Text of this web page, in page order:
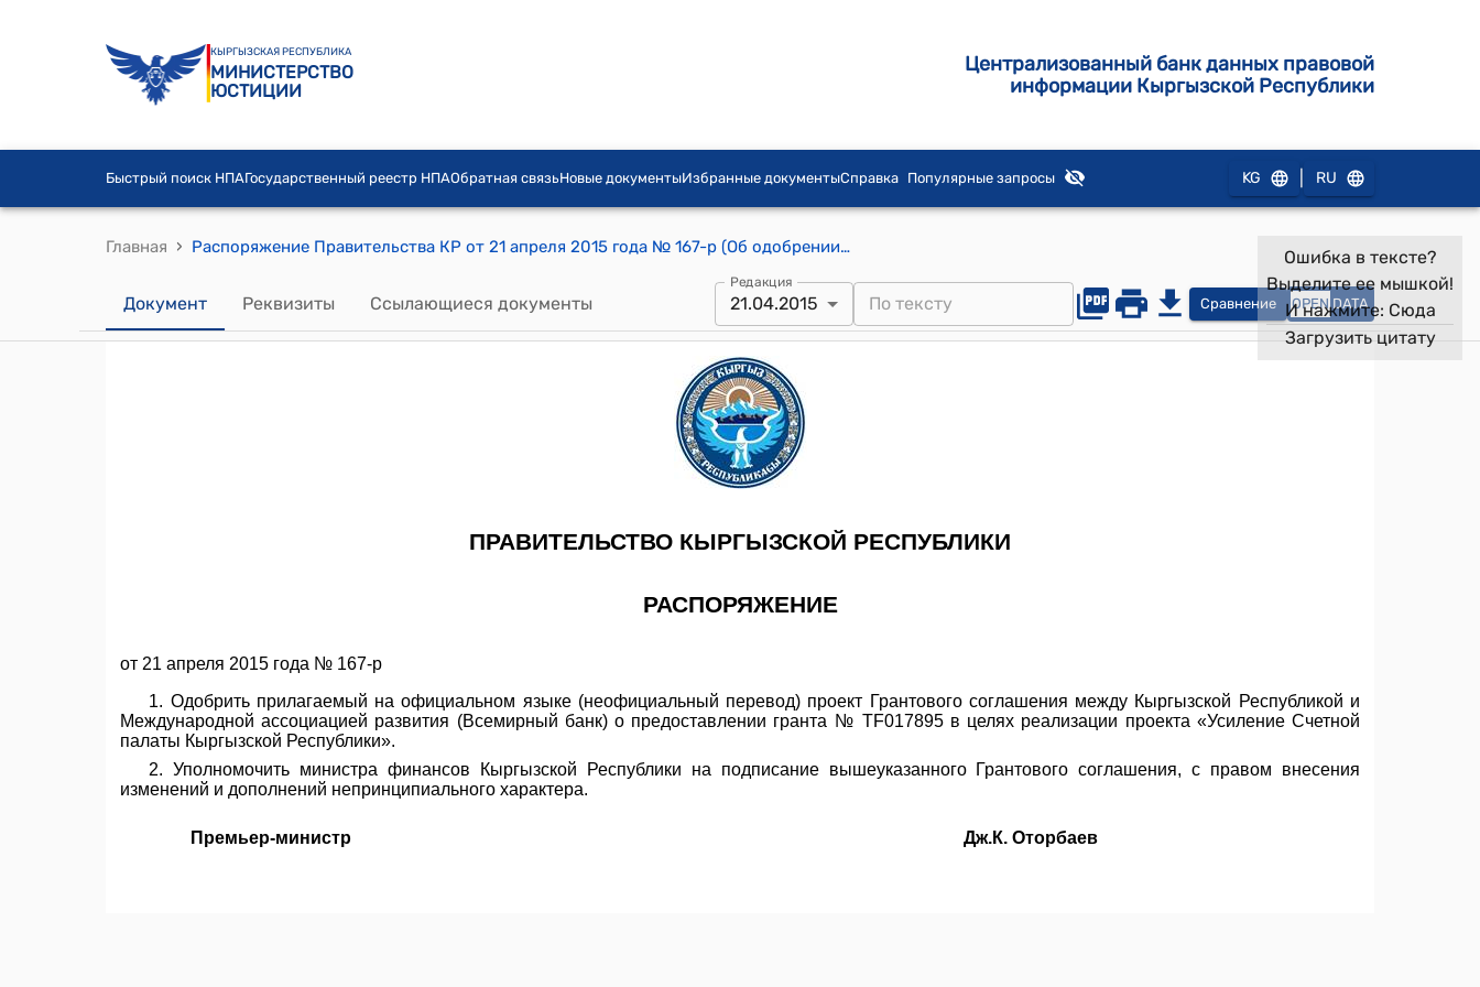
КЫРГЫЗСКАЯ РЕСПУБЛИКА
МИНИСТЕРСТВО
ЮСТИЦИИ
Централизованный банк данных правовой
информации Кыргызской Республики
Быстрый поиск НПАГосударственный реестр НПАОбратная связьНовые документыИзбранные документыСправка Популярные запросы KG RU
Главная › Распоряжение Правительства КР от 21 апреля 2015 года № 167-р (Об одобрении проекта Грантового соглашения между Кыргызской Республикой и Международной ассоциацией развития (Всемирный банк) о предоставлении гранта № TF017895 в целях реализации проекта «Усиление Счетной палаты Кыргызской Республики»)
Документ Реквизиты Ссылающиеся документы
Редакция
21.04.2015 Сравнение OPEN DATA
Ошибка в тексте?
Выделите ее мышкой!
И нажмите: Сюда
Загрузить цитату